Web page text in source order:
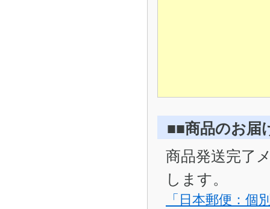
■■商品のお届
商品発送完了
します。
「日本郵便：個